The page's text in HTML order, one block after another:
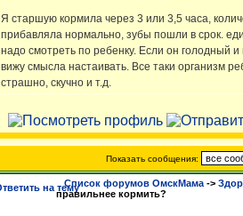
Я старшую кормила через 3 или 3,5 часа,
прибавляла нормально, зубы пошли в срок.
надо смотреть по ребенку. Если он голодный
вижу смысла настаивать. Все таки организм
страшно, скучно и т.д.
Показать сообщения:
Список форумов ОмскМама ->
правильнее кормить?